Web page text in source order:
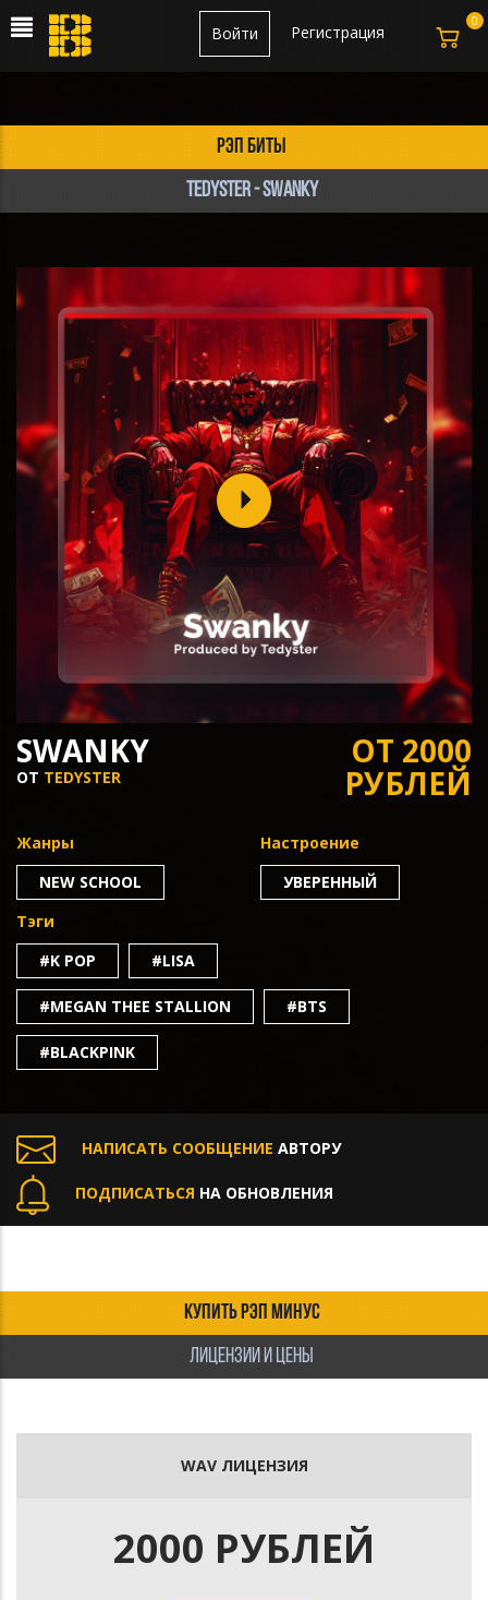
Регистрация
Войти
рэп биты
TEDYSTER - Swanky
SWANKY
ОТ TEDYSTER
ОТ 2000
РУБЛЕЙ
Жанры
NEW SCHOOL
Настроение
УВЕРЕННЫЙ
Тэги
#K POP
#LISA
#MEGAN THEE STALLION #BTS
#BLACKPINK
НАПИСАТЬ СООБЩЕНИЕ АВТОРУ
ПОДПИСАТЬСЯ НА ОБНОВЛЕНИЯ
КУПИТЬ РЭП МИНУС
ЛИЦЕНЗИИ И ЦЕНЫ
WAV ЛИЦЕНЗИЯ
2000 РУБЛЕЙ
0